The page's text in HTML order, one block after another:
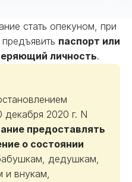
стать опекуном, при
паспорт или
личность.
декабря 2020 г. N
предоставлять
о состоянии
дедушкам,
и внукам,